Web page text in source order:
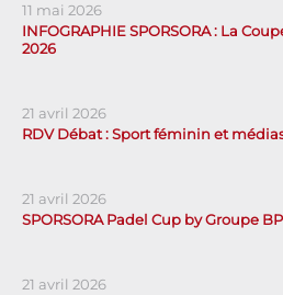
11 mai 2026
INFOGRAPHIE SPORSORA : La
2026
21 avril 2026
RDV Débat : Sport féminin et
21 avril 2026
SPORSORA Padel Cup by Groupe
21 avril 2026